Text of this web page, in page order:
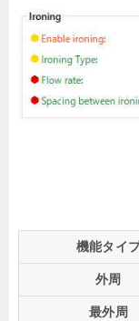
機能タイ
外周
最外周